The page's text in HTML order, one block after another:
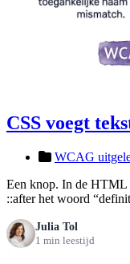
CSS voegt
WCAG
Een knop. In de HTML
::after het woord
Julia Tol
1 min leestijd